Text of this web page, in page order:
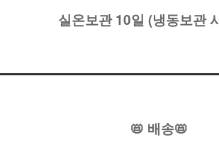
실온보관 10일 (냉동보관
📛 배송📛